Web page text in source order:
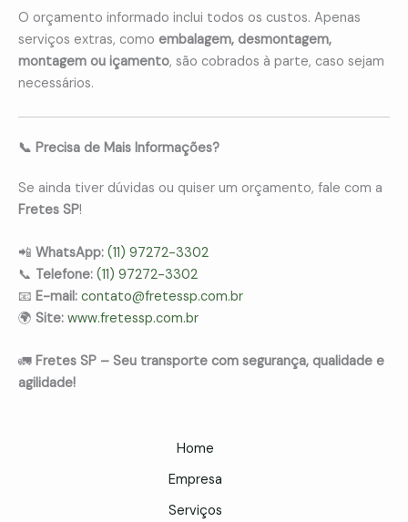
O orçamento informado inclui todos os custos. Apenas
serviços extras, como embalagem, desmontagem,
montagem ou içamento, são cobrados à parte, caso sejam
necessários.
📞 Precisa de Mais Informações?
Se ainda tiver dúvidas ou quiser um orçamento, fale com a
Fretes SP!
📲 WhatsApp: (11) 97272-3302
📞 Telefone: (11) 97272-3302
📧 E-mail: contato@fretessp.com.br
🌍 Site: www.fretessp.com.br
🚛 Fretes SP – Seu transporte com segurança, qualidade e
agilidade!
Home
Empresa
Serviços